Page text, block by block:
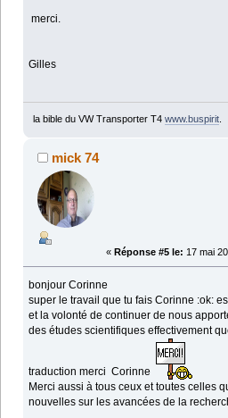
merci.
Gilles
la bible du VW Transporter T4 www.buspirit.
mick 74
« Réponse #5 le: 17 mai
bonjour Corinne
super le travail que tu fais Corinne :ok:
et la volonté de continuer de nous
des études scientifiques effectivement
traduction merci Corinne
Merci aussi à tous ceux et toutes celles
nouvelles sur les avancées de la